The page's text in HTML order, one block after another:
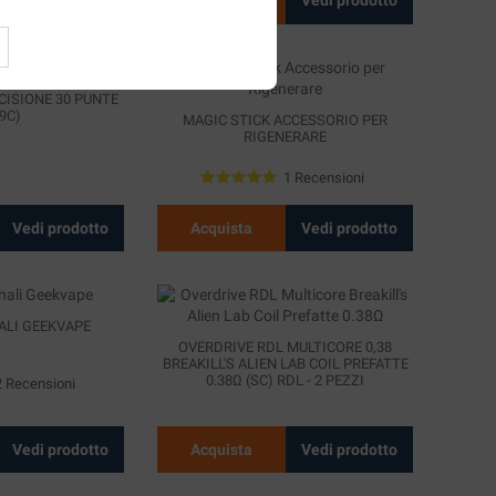
30 PUNTE
Vedi prodotto
MAGIC STICK ACCESSORIO PER
RIGENERARE
1 Recensioni
Acquista Vedi prodotto
GEEKVAPE
Recensioni
Vedi prodotto
OVERDRIVE RDL MULTICORE 0,38
BREAKILL'S ALIEN LAB COIL PREFATTE
0.38Ω (SC) RDL - 2 PEZZI
Acquista Vedi prodotto